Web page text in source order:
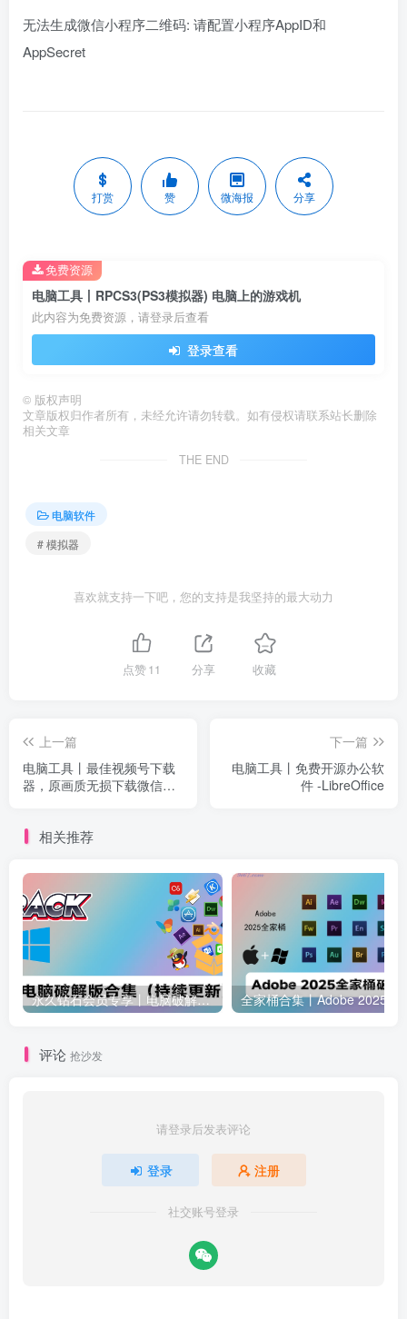
无法生成微信小程序二维码: 请配置小程序AppID和
AppSecret
打赏 赞 微海报 分享
电脑工具丨RPCS3(PS3模拟器) 电脑上的游戏机
此内容为免费资源，请登录后查看
登录查看
免费资源
© 版权声明
文章版权归作者所有，未经允许请勿转载。如有侵权请联系站长删除
相关文章
THE END
电脑软件
# 模拟器
喜欢就支持一下吧，您的支持是我坚持的最大动力
点赞11 分享 收藏
上一篇
电脑工具丨最佳视频号下载
器，原画质无损下载微信视
下一篇
电脑工具丨免费开源办公软
件 -LibreOffice
相关推荐
永久钻石会员专享丨电脑破解软件合集(更新至2025.4.11）
评论 抢沙发
请登录后发表评论
登录 注册
社交账号登录